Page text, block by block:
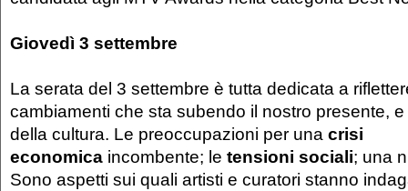
Giovedì 3 settembre
La serata del 3 settembre è tutta dedicata a
cambiamenti che sta subendo il nostro presente,
della cultura. Le preoccupazioni per una crisi
economica incombente; le tensioni sociali; una
Sono aspetti sui quali artisti e curatori stanno